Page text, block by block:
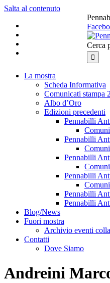
Salta al contenuto
Cerca
La mostra
Scheda Informativa
Comunicati stampa
Albo d’Oro
Edizioni precedenti
Pennabilli
Pennabilli
Pennabilli
Pennabilli
Pennabilli
Pennabilli
Blog/News
Fuori mostra
Archivio eventi
Contatti
Dove Siamo
Andreini